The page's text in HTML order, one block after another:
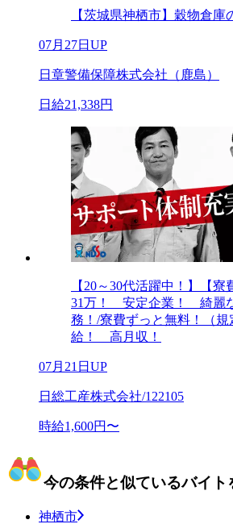
【茨城県神栖市】穀物倉庫
07月27日UP
日章警備保障株式会社（鹿島）
日給21,338円
【20～30代活躍中！】【寮
31万！ 安定企業！ 綺麗
務！/寮費ずっと無料！（規
給！ 高月収！
07月21日UP
日総工産株式会社/122105
時給1,600円〜
今の条件と似ているバイト
神栖市